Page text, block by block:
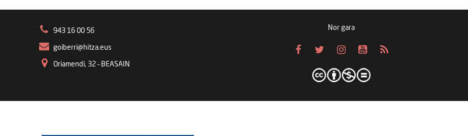
943 16 00 56
goiberri@hitza.eus
Oriamendi, 32 – BEASAIN
Nor gara